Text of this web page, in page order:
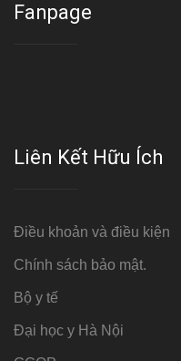
Fanpage
Liên Kết Hữu Ích
Điều khoản và điều kiện
Chính sách bảo mật.
Bộ y tế
Đại học y Hà Nội